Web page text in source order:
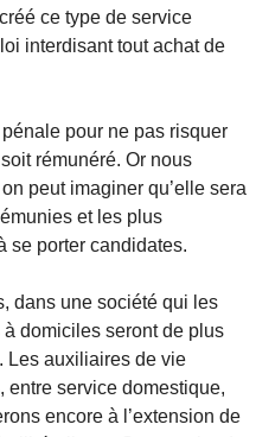
ce type de service
interdisant tout achat de
pour ne pas risquer
rémunéré. Or nous
peut imaginer qu’elle sera
et les plus
se porter candidates.
dans une société qui les
domiciles seront de plus
Les auxiliaires de vie
entre service domestique,
encore à l’extension de